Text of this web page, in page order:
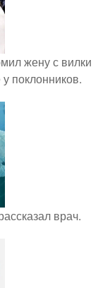
жену с вилки
поклонников.
врач.